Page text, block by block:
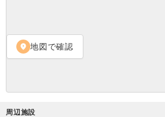
location_on 地図で確認
周辺施設